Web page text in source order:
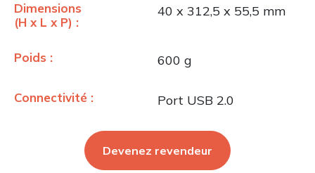
Dimensions
(H x L x P) :
40 x 312,5 x 55,5 mm
Poids : 600 g
Connectivité : Port USB 2.0
Devenez revendeur